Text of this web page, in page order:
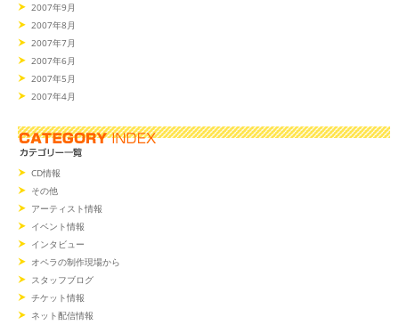
2007年9月
2007年8月
2007年7月
2007年6月
2007年5月
2007年4月
CD情報
その他
アーティスト情報
イベント情報
インタビュー
オペラの制作現場から
スタッフブログ
チケット情報
ネット配信情報